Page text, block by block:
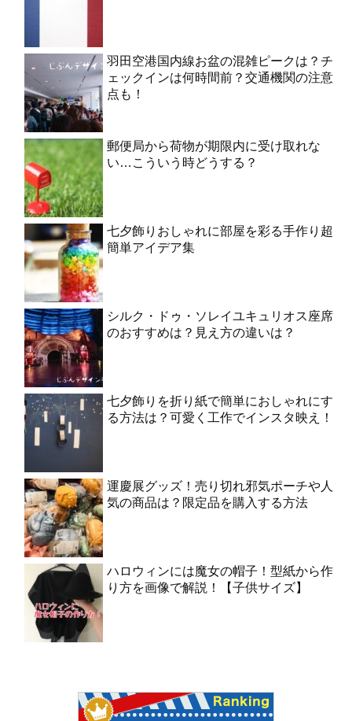
羽田空港国内線お盆の混雑ピークは？チ
ェックインは何時間前？交通機関の注意
点も！
郵便局から荷物が期限内に受け取れな
い…こういう時どうする？
七夕飾りおしゃれに部屋を彩る手作り超
簡単アイデア集
シルク・ドゥ・ソレイユキュリオス座席
のおすすめは？見え方の違いは？
七夕飾りを折り紙で簡単におしゃれにす
る方法は？可愛く工作でインスタ映え！
運慶展グッズ！売り切れ邪気ポーチや人
気の商品は？限定品を購入する方法
ハロウィンには魔女の帽子！型紙から作
り方を画像で解説！【子供サイズ】